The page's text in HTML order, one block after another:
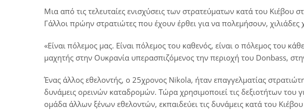
Μια από τις τελευταίες ενισχύσεις των στρατεύματων κατά του Κιέβου
Γάλλοι πρώην στρατιώτες που έχουν έρθει για να πολεμήσουν, χιλιάδες
«Είναι πόλεμος μας. Είναι πόλεμος του καθενός, είναι ο πόλεμος του
μαχητής στην Ουκρανία υπερασπιζόμενος την περιοχή του Donbass,
Ένας άλλος εθελοντής, ο 25χρονος Nikola, ήταν επαγγελματίας
δυνάμεις ορεινών καταδρομών. Τώρα χρησιμοποιεί τις δεξιοτήτων
ομάδα άλλων ξένων εθελοντών, εκπαιδεύει τις δυνάμεις κατά του